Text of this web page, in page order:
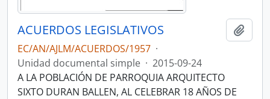
ACUERDOS LEGISLATIVOS
EC/AN/AJLM/ACUERDOS/1957 ·
Unidad documental simple · 2015-09-24
A LA POBLACIÓN DE PARROQUIA ARQUITECTO
SIXTO DURAN BALLEN, AL CELEBRAR 18 AÑOS DE